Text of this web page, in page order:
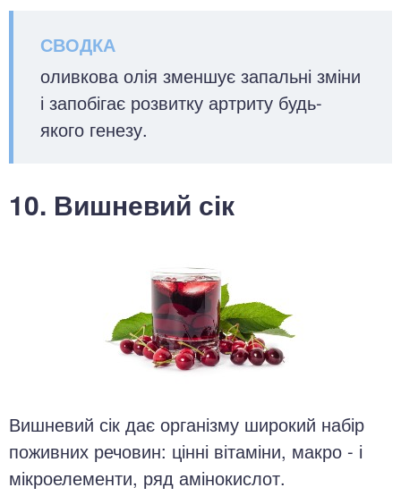
оливкова олія зменшує запальні зміни
і запобігає розвитку артриту будь-
якого генезу.
10. Вишневий сік
Вишневий сік дає організму широкий набір
поживних речовин: цінні вітаміни, макро - і
мікроелементи, ряд амінокислот.